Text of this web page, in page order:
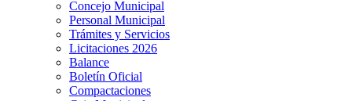
Concejo Municipal
Personal Municipal
Trámites y Servicios
Licitaciones 2026
Balance
Boletín Oficial
Compactaciones